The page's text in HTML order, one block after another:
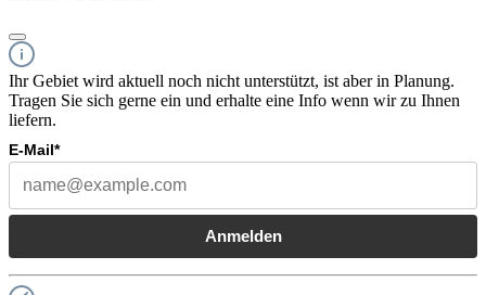
Ihr Gebiet wird aktuell noch nicht unterstützt, ist aber in Planung.
Tragen Sie sich gerne ein und erhalte eine Info wenn wir zu Ihnen
liefern.
E-Mail*
Anmelden